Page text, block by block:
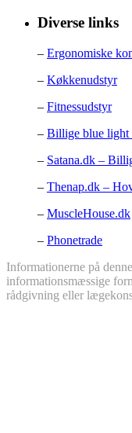
Diverse links
– Ergonomiske
– Køkkenudstyr
– Fitnessudstyr
– Billige blue light
– Satana.dk –
– Thenap.dk –
– MuscleHouse.dk
– Phonetrade
Informationerne på
informationsmæssige
rådgivning eller